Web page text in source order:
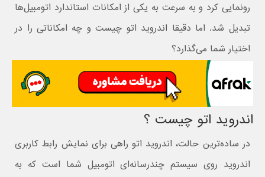
رونمایی کرد و به سرعت به یکی از امکانات استاندارد اتومبیل‌ها
تبدیل شد. اما دقیقا اندروید اتو چیست و چه امکاناتی را در
اختیار شما می‌گذارد؟
اندروید اتو چیست ؟
در ساده‌ترین حالت، اندروید اتو راهی برای نمایش رابط کاربری
اندروید روی سیستم چندرسانه‌ای اتومبیل شما است که به